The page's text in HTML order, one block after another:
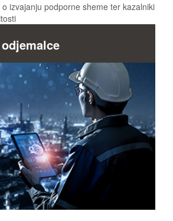
izvajanju podporne sheme ter kazalniki